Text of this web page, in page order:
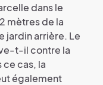
dans le
mètres de la
jardin arrière. Le
t-il contre la
ce cas, la
également